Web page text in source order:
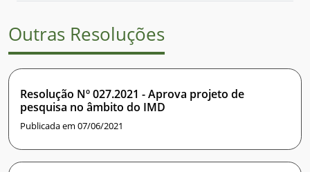
Outras Resoluções
Resolução Nº 027.2021 - Aprova projeto de
pesquisa no âmbito do IMD
Publicada em 07/06/2021